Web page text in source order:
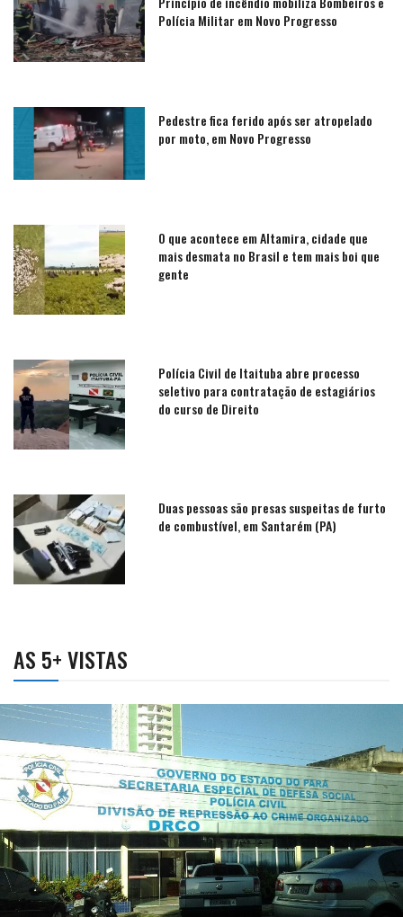
Polícia Militar em Novo Progresso
Pedestre fica ferido após ser atropelado
por moto, em Novo Progresso
O que acontece em Altamira, cidade que
mais desmata no Brasil e tem mais boi que
gente
Polícia Civil de Itaituba abre processo
seletivo para contratação de estagiários
do curso de Direito
Duas pessoas são presas suspeitas de furto
de combustível, em Santarém (PA)
AS 5+ VISTAS